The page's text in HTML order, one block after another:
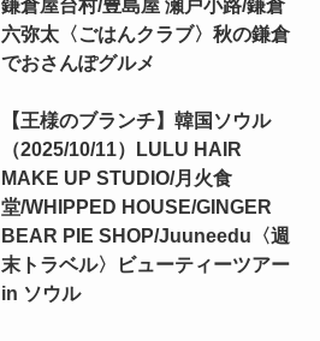
鎌倉屋台村/豊島屋 瀬戸小路/鎌倉
六弥太〈ごはんクラブ〉秋の鎌倉
でおさんぽグルメ
【王様のブランチ】韓国ソウル
（2025/10/11）LULU HAIR
MAKE UP STUDIO/月火食
堂/WHIPPED HOUSE/GINGER
BEAR PIE SHOP/Juuneedu〈週
末トラベル〉ビューティーツアー
in ソウル